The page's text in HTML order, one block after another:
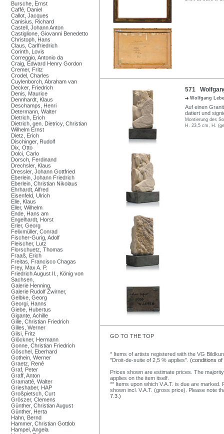
Bursche, Ernst
Caffé, Daniel
Callot, Jacques
Canisius, Richard
Castell, Johann Anton
Castiglione, Giovanni Benedetto
Christoph, Hans
Claus, Carlfriedrich
Corinth, Lovis
Correggio, Antonio da
Craig, Edward Henry Gordon
Cremer, Fritz
Crodel, Charles
Cuylenborch, Abraham van
Decker, Friedrich
Denis, Maurice
Dennhardt, Klaus
Deschamps, Henri
Determann, Walter
Dietrich, Erich
Dietrich, gen. Dietricy, Christian
Wilhelm Ernst
Dietz, Erich
Dischinger, Rudolf
Dix, Otto
Dolci, Carlo
Dorsch, Ferdinand
Drechsler, Klaus
Dressler, Johann Gottfried
Eberlein, Johann Friedrich
Eberlein, Christian Nikolaus
Ehrhardt, Alfred
Eisenfeld, Ulrich
Elle, Klaus
Eller, Wilhelm
Ende, Hans am
Engelhardt, Horst
Erler, Georg
Felixmüller, Conrad
Fischer-Gurig, Adolf
Fleischer, Lutz
Florschuetz, Thomas
Fraaß, Erich
Freitas, Francisco Chagas
Frey, Max A. P.
Friedrich August II., König von
Sachsen,
Galerie Henning,
Galerie Rudolf Zwirner,
Gelbke, Georg
Georgi, Hanns
Giebe, Hubertus
Gigante, Achille
Gille, Christian Friedrich
Gilles, Werner
Gilsi, Fritz
Glöckner, Hermann
Gonne, Christian Friedrich
Göschel, Eberhard
Gothein, Werner
Graetz, René
Graf, Peter
Graff, Anton
Gramatté, Walter
Grieshaber, HAP
Großpietsch, Curt
Gröszer, Clemens
Günther, Christian August
Günther, Herta
Hahn, Bernd
Hammer, Christian Gottlob
Hampel, Angela
571
Wolfgang
Auf einen
datiert und
Montierung des
H. 23,5 cm, H.
GO TO THE TOP
* Items of artists registered with the VG
"Droit-de-suite of 2,5 % applies". (conditions of
Prices shown are estimate prices. The
applies on the item itself.
** Items upon which V.A.T. is due are
shown incl. V.A.T. (gross price). Please note
7.3.)